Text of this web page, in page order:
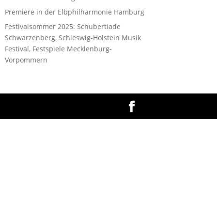
Premiere in der Elbphilharmonie Hamburg
Festivalsommer 2025: Schubertiade
Schwarzenberg, Schleswig-Holstein Musik
Festival, Festspiele Mecklenburg-
Vorpommern